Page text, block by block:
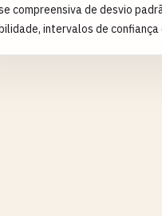
compreensiva de desvio
intervalos de